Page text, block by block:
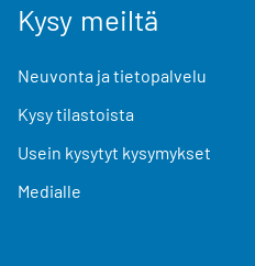
Kysy meiltä
Neuvonta ja tietopalvelu
Kysy tilastoista
Usein kysytyt kysymykset
Medialle